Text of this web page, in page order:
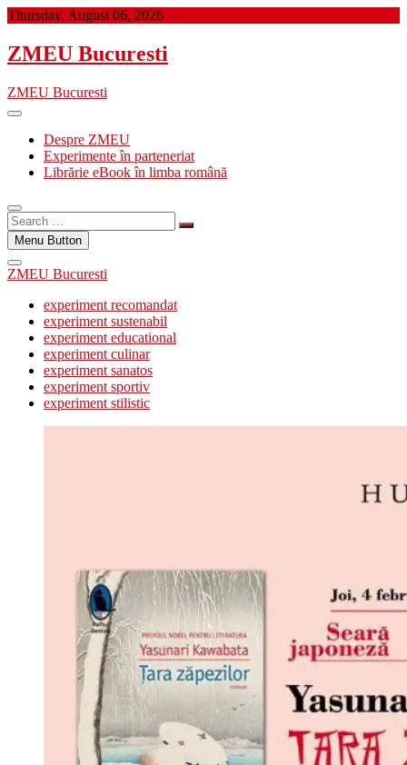
Skip
content
Thursday, August 06, 2026
ZMEU Bucuresti
ZMEU Bucuresti
Despre ZMEU
Experimente în parteneriat
Librărie eBook în limba română
Search
…Menu Button
ZMEU Bucuresti
experiment recomandat
experiment sustenabil
experiment educational
experiment culinar
experiment sanatos
experiment sportiv
experiment stilistic